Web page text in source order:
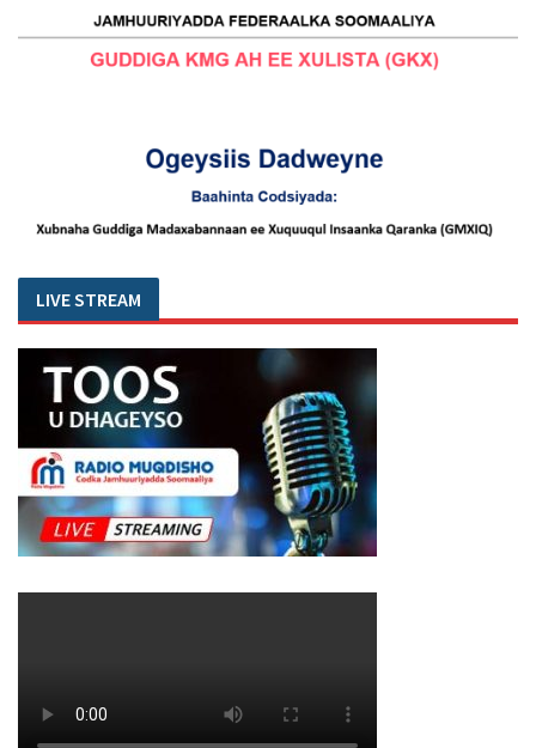
LIVE STREAM